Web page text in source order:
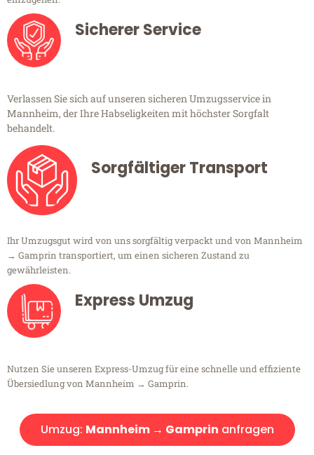
Sicherer Service
Verlassen Sie sich auf unseren sicheren Umzugsservice in
Mannheim, der Ihre Habseligkeiten mit höchster Sorgfalt
behandelt.
Sorgfältiger Transport
Ihr Umzugsgut wird von uns sorgfältig verpackt und von Mannheim
→ Gamprin transportiert, um einen sicheren Zustand zu
gewährleisten.
Express Umzug
Nutzen Sie unseren Express-Umzug für eine schnelle und effiziente
Übersiedlung von Mannheim → Gamprin.
Umzug: Mannheim → Gamprin anfragen